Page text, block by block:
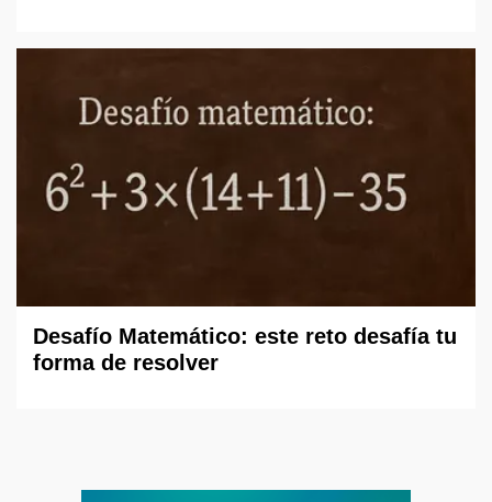
Desafío Matemático: este reto desafía tu
forma de resolver